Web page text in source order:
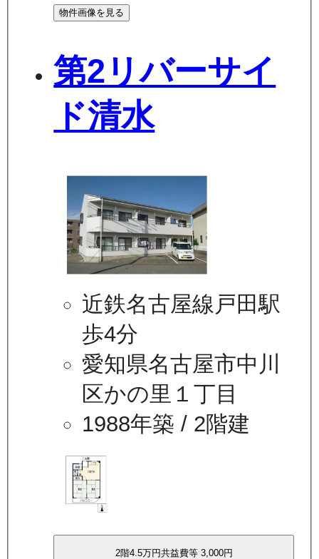
物件画像を見る
第2リバーサイ
ド清水
近鉄名古屋線戸田駅
歩4分
愛知県名古屋市中川
区かの里１丁目
1988年築 / 2階建
2階4.5万円共益費等 3,000円